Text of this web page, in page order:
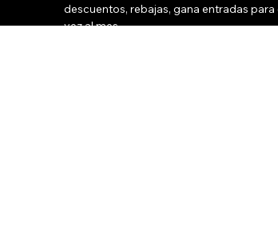
descuentos, rebajas, gana entradas
vez al mes.